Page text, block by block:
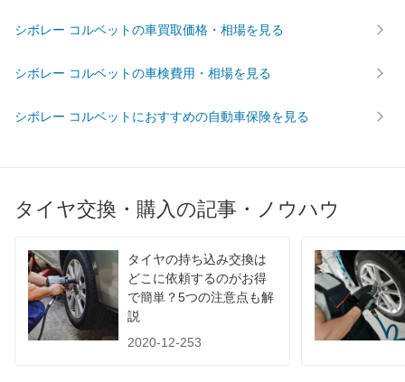
シボレー コルベットの車買取価格・相場を見る
シボレー コルベットの車検費用・相場を見る
シボレー コルベットにおすすめの自動車保険を見る
タイヤ交換・購入の記事・ノウハウ
タイヤの持ち込み交換は
どこに依頼するのがお得
で簡単？5つの注意点も解
説
2020-12-253